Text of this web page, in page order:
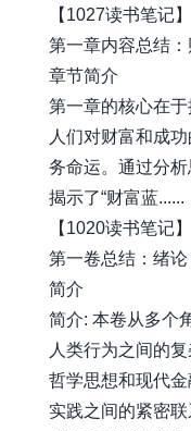
【1027读书笔记
第一章内容总结：
章节简介
第一章的核心在于
人们对财富和成
务命运。通过分
揭示了“财富蓝......
【1020读书笔记
第一卷总结：绪论
简介
简介: 本卷从多个
人类行为之间的
哲学思想和现代
实践之间的紧密